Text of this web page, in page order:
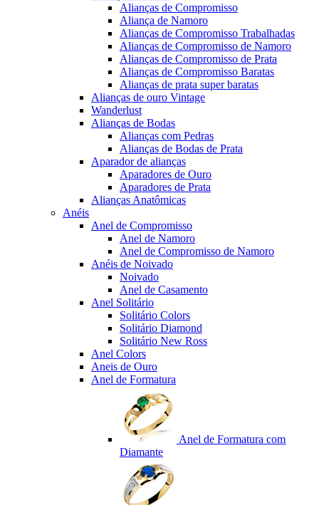
Alianças de Compromisso
Aliança de Namoro
Alianças de Compromisso Trabalhadas
Alianças de Compromisso de Namoro
Alianças de Compromisso de Prata
Alianças de Compromisso Baratas
Alianças de prata super baratas
Alianças de ouro Vintage
Wanderlust
Alianças de Bodas
Alianças com Pedras
Alianças de Bodas de Prata
Aparador de alianças
Aparadores de Ouro
Aparadores de Prata
Alianças Anatômicas
Anéis
Anel de Compromisso
Anel de Namoro
Anel de Compromisso de Namoro
Anéis de Noivado
Noivado
Anel de Casamento
Anel Solitário
Solitário Colors
Solitário Diamond
Solitário New Ross
Anel Colors
Aneis de Ouro
Anel de Formatura
Anel de Formatura com
Diamante